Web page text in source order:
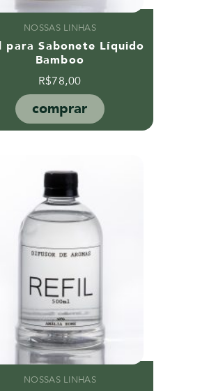
NOSSAS LINHAS
para Sabonete Líquido
Bamboo
R$78,00
comprar
NOSSAS LINHAS